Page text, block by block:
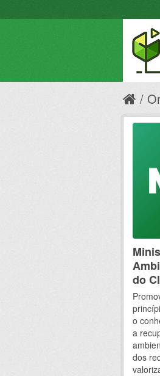
do
o
a
dos